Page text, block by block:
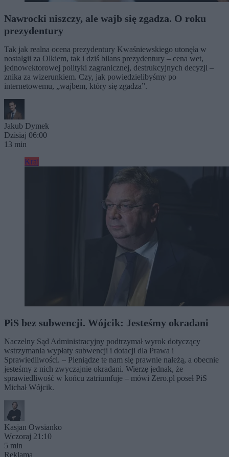
Nawrocki niszczy, ale wajb się zgadza. O roku
prezydentury
Tak jak realna ocena prezydentury Kwaśniewskiego utonęła w
nostalgii za Olkiem, tak i dziś bilans prezydentury – cena wet,
jednowektorowej polityki zagranicznej, destrukcyjnych decyzji –
znika za wizerunkiem. Czy, jak powiedzielibyśmy po
internetowemu, „wajbem, który się zgadza”.
Jakub Dymek
Dzisiaj 06:00
13 min
Kraj
PiS bez subwencji. Wójcik: Jesteśmy okradani
Naczelny Sąd Administracyjny podtrzymał wyrok dotyczący
wstrzymania wypłaty subwencji i dotacji dla Prawa i
Sprawiedliwości. – Pieniądze te nam się prawnie należą, a obecnie
jesteśmy z nich zwyczajnie okradani. Wierzę jednak, że
sprawiedliwość w końcu zatriumfuje – mówi Zero.pl poseł PiS
Michał Wójcik.
Kasjan Owsianko
Wczoraj 21:10
5 min
Reklama